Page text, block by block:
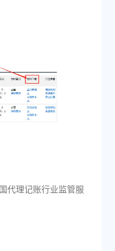
代理记账行业监管服